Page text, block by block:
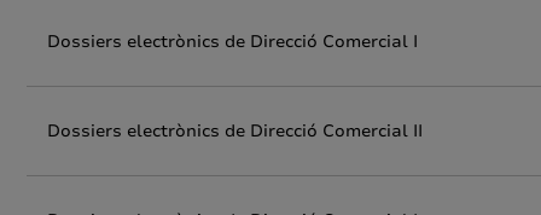
Dossiers electrònics de Direcció Comercial I
Dossiers electrònics de Direcció Comercial II